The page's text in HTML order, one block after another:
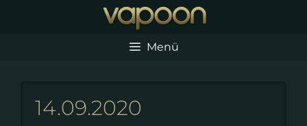
Menü
14.09.2020